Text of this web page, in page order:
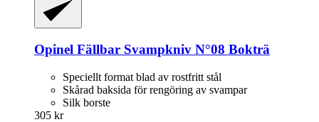
Opinel Fällbar Svampkniv N°08 Bokträ
Speciellt format blad av rostfritt stål
Skårad baksida för rengöring av svampar
Silk borste
305 kr